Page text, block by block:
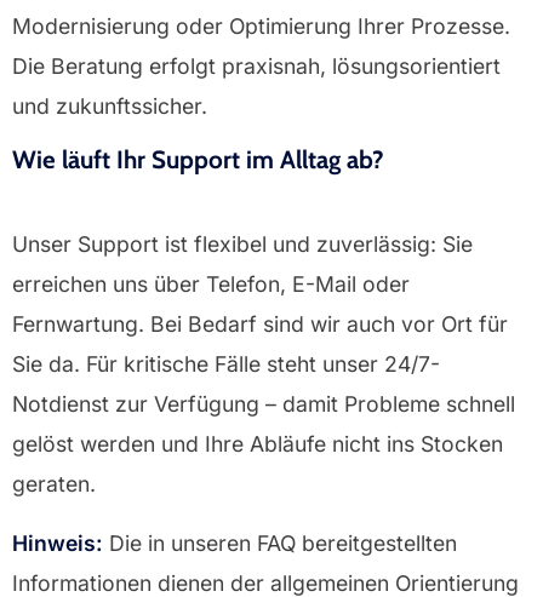
Modernisierung oder Optimierung Ihrer Prozesse.
Die Beratung erfolgt praxisnah, lösungsorientiert
und zukunftssicher.
Wie läuft Ihr Support im Alltag ab?
Unser Support ist flexibel und zuverlässig: Sie
erreichen uns über Telefon, E-Mail oder
Fernwartung. Bei Bedarf sind wir auch vor Ort für
Sie da. Für kritische Fälle steht unser 24/7-
Notdienst zur Verfügung – damit Probleme schnell
gelöst werden und Ihre Abläufe nicht ins Stocken
geraten.
Hinweis: Die in unseren FAQ bereitgestellten
Informationen dienen der allgemeinen Orientierung